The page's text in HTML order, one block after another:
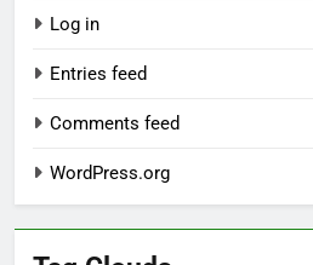
Log in
Entries feed
Comments feed
WordPress.org